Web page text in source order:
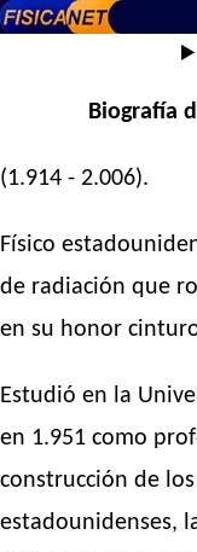
Biografía
(1.914 - 2.006).
Físico
de radiación que
en su honor
Estudió en la
en 1.951 como
construcción de
estadounidenses,